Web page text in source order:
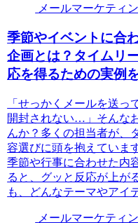
メールマーケティ
季節やイベントに合
企画とは？タイムリ
応を得るための実例
「せっかくメールを送っ
開封されない…」そんな
んか？多くの担当者が、
容選びに頭を抱えていま
季節や行事に合わせた内
ると、グッと反応が上が
も、どんなテーマやアイ
メールマーケティ